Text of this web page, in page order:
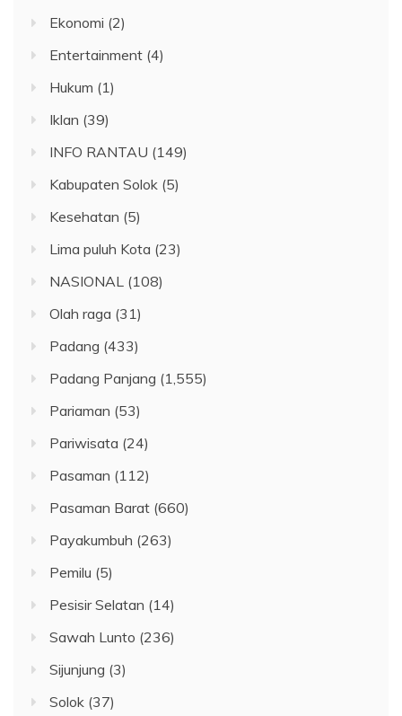
Ekonomi (2)
Entertainment (4)
Hukum (1)
Iklan (39)
INFO RANTAU (149)
Kabupaten Solok (5)
Kesehatan (5)
Lima puluh Kota (23)
NASIONAL (108)
Olah raga (31)
Padang (433)
Padang Panjang (1,555)
Pariaman (53)
Pariwisata (24)
Pasaman (112)
Pasaman Barat (660)
Payakumbuh (263)
Pemilu (5)
Pesisir Selatan (14)
Sawah Lunto (236)
Sijunjung (3)
Solok (37)